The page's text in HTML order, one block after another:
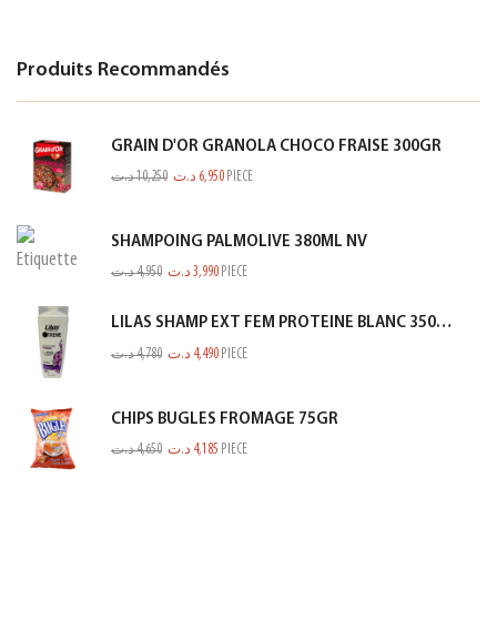
Produits Recommandés
GRAIN D'OR GRANOLA CHOCO FRAISE 300GR
10,250د.ت 6,950 د.ت PIECE
SHAMPOING PALMOLIVE 380ML NV
4,950د.ت 3,990 د.ت PIECE
LILAS SHAMP EXT FEM PROTEINE BLANC 350ML
4,780د.ت 4,490 د.ت PIECE
CHIPS BUGLES FROMAGE 75GR
4,650د.ت 4,185 د.ت PIECE